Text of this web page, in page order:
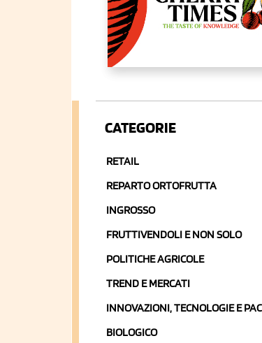
CATEGORIE
RETAIL
REPARTO ORTOFRUTTA
INGROSSO
FRUTTIVENDOLI E NON SOLO
POLITICHE AGRICOLE
TREND E MERCATI
INNOVAZIONI, TECNOLOGIE E
BIOLOGICO